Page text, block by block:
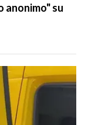
anonimo" su